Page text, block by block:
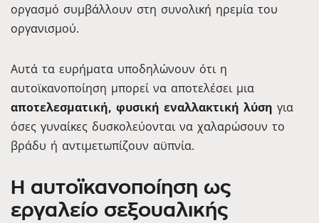
οργασμό συμβάλλουν στη συνολική ηρεμία του
οργανισμού.
Αυτά τα ευρήματα υποδηλώνουν ότι η
αυτοϊκανοποίηση μπορεί να αποτελέσει μια
αποτελεσματική, φυσική εναλλακτική λύση για
όσες γυναίκες δυσκολεύονται να χαλαρώσουν το
βράδυ ή αντιμετωπίζουν αϋπνία.
Η αυτοϊκανοποίηση ως
εργαλείο σεξουαλικής